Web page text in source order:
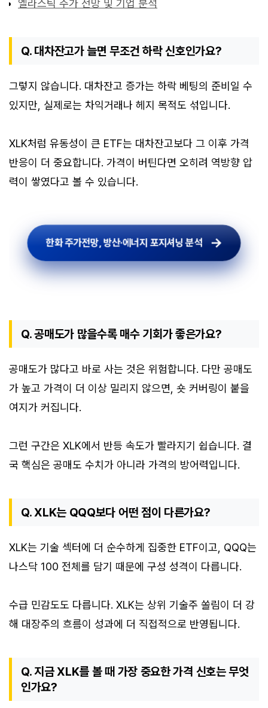
엘라스틱 주가 전망 및 기업 분석
Q. 대차잔고가 늘면 무조건 하락 신호인가요?
그렇지 않습니다. 대차잔고 증가는 하락 베팅의 준비일 수
있지만, 실제로는 차익거래나 헤지 목적도 섞입니다.
XLK처럼 유동성이 큰 ETF는 대차잔고보다 그 이후 가격
반응이 더 중요합니다. 가격이 버틴다면 오히려 역방향 압
력이 쌓였다고 볼 수 있습니다.
한화 주가전망, 방산·에너지 포지셔닝 분석
Q. 공매도가 많을수록 매수 기회가 좋은가요?
공매도가 많다고 바로 사는 것은 위험합니다. 다만 공매도
가 높고 가격이 더 이상 밀리지 않으면, 숏 커버링이 붙을
여지가 커집니다.
그런 구간은 XLK에서 반등 속도가 빨라지기 쉽습니다. 결
국 핵심은 공매도 수치가 아니라 가격의 방어력입니다.
Q. XLK는 QQQ보다 어떤 점이 다른가요?
XLK는 기술 섹터에 더 순수하게 집중한 ETF이고, QQQ는
나스닥 100 전체를 담기 때문에 구성 성격이 다릅니다.
수급 민감도도 다릅니다. XLK는 상위 기술주 쏠림이 더 강
해 대장주의 흐름이 성과에 더 직접적으로 반영됩니다.
Q. 지금 XLK를 볼 때 가장 중요한 가격 신호는 무엇
인가요?